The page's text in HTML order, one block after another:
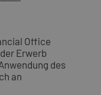
Office
Erwerb
des
an